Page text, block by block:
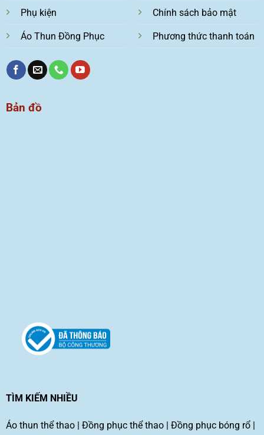
Phụ kiện
Áo Thun Đồng Phục
Chính sách bảo mật
Phương thức thanh toán
Bản đồ
TÌM KIẾM NHIỀU
Áo thun thể thao| Đồng phục thể thao| Đồng phục bóng rổ|